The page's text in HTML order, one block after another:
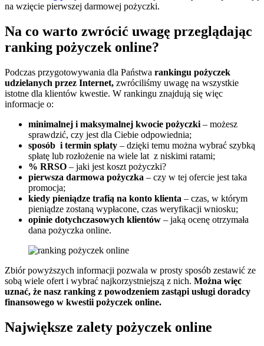
na wzięcie pierwszej darmowej pożyczki.
Na co warto zwrócić uwagę przeglądając
ranking pożyczek online?
Podczas przygotowywania dla Państwa rankingu pożyczek
udzielanych przez Internet, zwróciliśmy uwagę na wszystkie
istotne dla klientów kwestie. W rankingu znajdują się więc
informacje o:
minimalnej i maksymalnej kwocie pożyczki – możesz
sprawdzić, czy jest dla Ciebie odpowiednia;
sposób i termin spłaty – dzięki temu można wybrać szybką
spłatę lub rozłożenie na wiele lat z niskimi ratami;
% RRSO – jaki jest koszt pożyczki?
pierwsza darmowa pożyczka – czy w tej ofercie jest taka
promocja;
kiedy pieniądze trafią na konto klienta – czas, w którym
pieniądze zostaną wypłacone, czas weryfikacji wniosku;
opinie dotychczasowych klientów – jaką ocenę otrzymała
dana pożyczka online.
Zbiór powyższych informacji pozwala w prosty sposób zestawić ze
sobą wiele ofert i wybrać najkorzystniejszą z nich. Można więc
uznać, że nasz ranking z powodzeniem zastąpi usługi doradcy
finansowego w kwestii pożyczek online.
Największe zalety pożyczek online